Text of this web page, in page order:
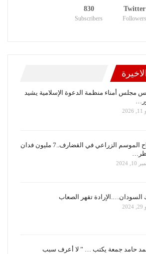
Twitter
Followers
830
Subscribers
مجلس أمناء منظمة الدعوة الإسلامية يشيد
نجاح الموسم الزراعي في القضارف..7 مليون فدان
2024
السودان….الإرادة تقهر الصعاب
حامد جمعة يكتب … ” لا أعرف سبب